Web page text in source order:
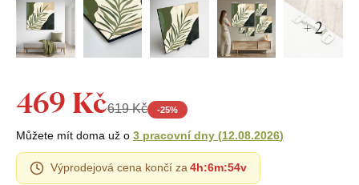
+ 2
469 Kč619 Kč -25%
Můžete mít doma už o 3 pracovní dny (12.08.2026)
Výprodejová cena končí za 4h:6m:53v